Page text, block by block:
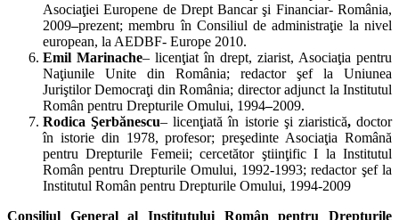
Asociaţiei Europene de Drept Bancar şi Financiar- România,
2009–prezent; membru în Consiliul de administraţie la nivel
european, la AEDBF- Europe 2010.
Emil Marinache– licenţiat în drept, ziarist, Asociaţia pentru
Naţiunile Unite din România; redactor şef la Uniunea
Juriştilor Democraţi din România; director adjunct la Institutul
Român pentru Drepturile Omului, 1994–2009.
Rodica Şerbănescu– licenţiată în istorie şi ziaristică,doctor
în istorie din 1978, profesor; preşedinte Asociaţia Română
pentru Drepturile Femeii; cercetător ştiinţific I la Institutul
Român pentru Drepturile Omului, 1992-1993; redactor şef la
Institutul Român pentru Drepturile Omului, 1994-2009
Consiliul General al Institutului Român pentru Drepturile